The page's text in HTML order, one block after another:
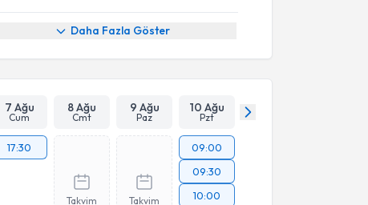
Daha Fazla Göster
7 Ağu
Cum
8 Ağu
Cmt
9 Ağu
Paz
10 Ağu
Pzt
17:30
Takvim
Takvim
09:00
09:30
10:00